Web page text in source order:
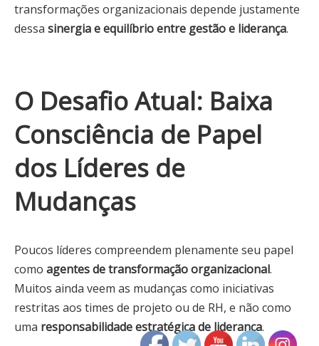
transformações organizacionais depende justamente
dessa sinergia e equilíbrio entre gestão e liderança.
O Desafio Atual: Baixa
Consciência de Papel
dos Líderes de
Mudanças
Poucos líderes compreendem plenamente seu papel
como agentes de transformação organizacional.
Muitos ainda veem as mudanças como iniciativas
restritas aos times de projeto ou de RH, e não como
uma responsabilidade estratégica de liderança.